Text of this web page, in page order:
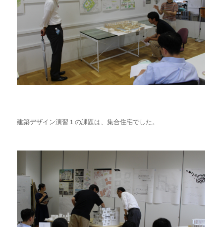
建築デザイン演習１の課題は、集合住宅でした。